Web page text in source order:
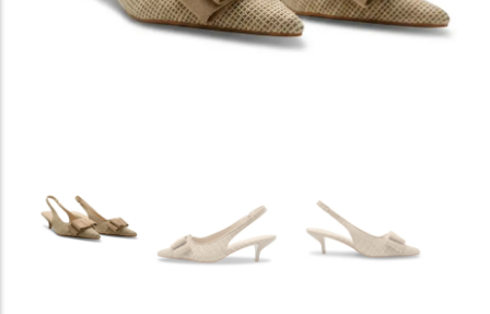
SANDALES PLATES & MEDICALES FEMME